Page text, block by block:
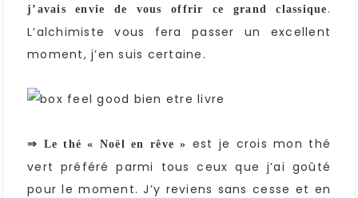
j’avais envie de vous offrir ce grand classique .
L’alchimiste vous fera passer un excellent
moment, j’en suis certaine.
⇒ Le thé « Noël en rêve » est je crois mon thé
vert préféré parmi tous ceux que j’ai goûté
pour le moment. J’y reviens sans cesse et en